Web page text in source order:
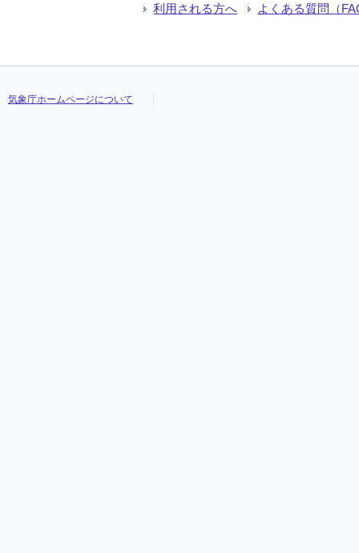
利用される方へ よくある質問（
気象庁ホームページについて